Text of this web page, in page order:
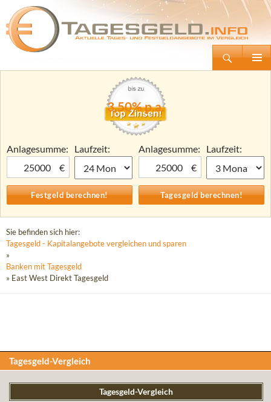
Tagesgeld.info – Tagesgeldkonten vergleichen und Tagesgeld-Zinsen berechnen
Zum
3,50% p.a.
Anlagesumme:
€
Laufzeit:
Anlagesumme:
€
Laufzeit:
Sie befinden sich hier:
Tagesgeld - Kapitalangebote vergleichen und sparen
»
Banken mit Tagesgeld
» East West Direkt Tagesgeld
Tagesgeld-Vergleich
Tagesgeld-Vergleich